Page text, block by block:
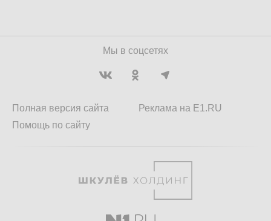
Мы в соцсетях
Полная версия сайта
Помощь по сайту
Реклама на E1.RU